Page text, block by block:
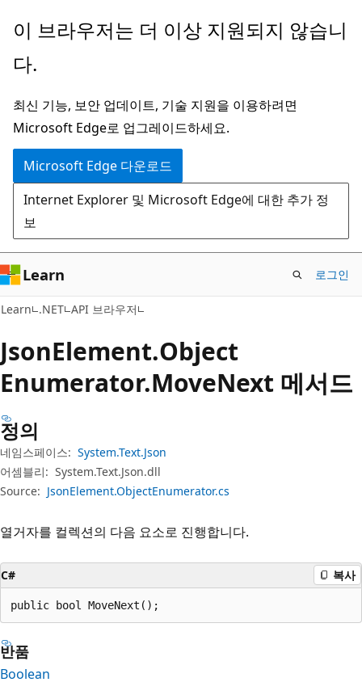
주
콘
츠
로
건
너
뛰
기
페
지
탐
색
으
로
건
너
뛰
기
이 브라우저는 더 이상 지원되지 않습니
다.
최신 기능, 보안 업데이트, 기술 지원을 이용하려면
Microsoft Edge로 업그레이드하세요.
Microsoft Edge 다운로드
Internet Explorer 및 Microsoft Edge에 대한 추가 정
보
Learn 로그인
Learn .NET API 브라우저
JsonElement.Object
Enumerator.MoveNext 메서드
정의
네임스페이스: System.Text.Json
어셈블리: System.Text.Json.dll
Source: JsonElement.ObjectEnumerator.cs
열거자를 컬렉션의 다음 요소로 진행합니다.
C# 복사
public bool MoveNext();
반품
Boolean